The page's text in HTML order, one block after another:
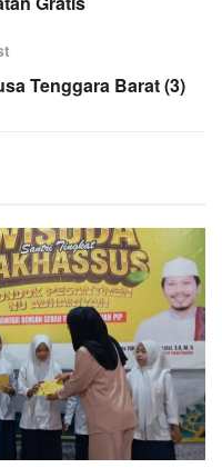
Tenggara Barat (3)